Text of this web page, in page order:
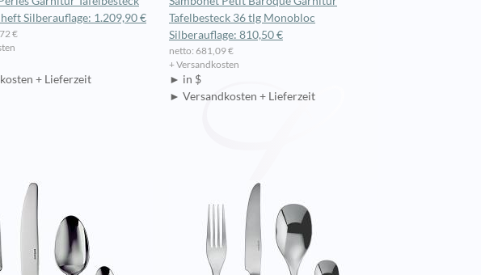
Silberauflage: 1.209,90 €
€
+ Lieferzeit
Tafelbesteck 36 tlg Monobloc
Silberauflage: 810,50 €
netto: 681,09 €
+ Versandkosten
► in $
► Versandkosten + Lieferzeit